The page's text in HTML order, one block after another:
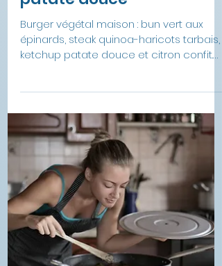
patate douce
Burger végétal maison : bun vert aux
épinards, steak quinoa-haricots tarbais,